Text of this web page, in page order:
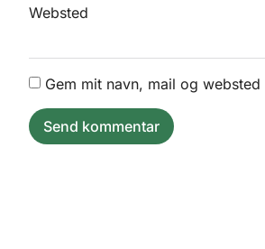
Websted
Gem mit navn, mail og